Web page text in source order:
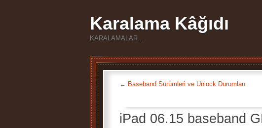
Karalama Kâğıdı
KARALAMALAR…
← Baseband Sürümleri ve Unlock Durumları
iPad 06.15 baseband